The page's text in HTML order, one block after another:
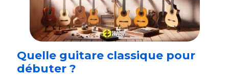
Quelle guitare classique pour
débuter ?